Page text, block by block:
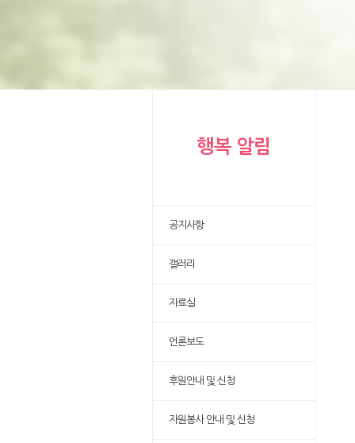
행복 알림
공지사항
갤러리
자료실
언론보도
후원안내 및 신청
자원봉사 안내 및 신청